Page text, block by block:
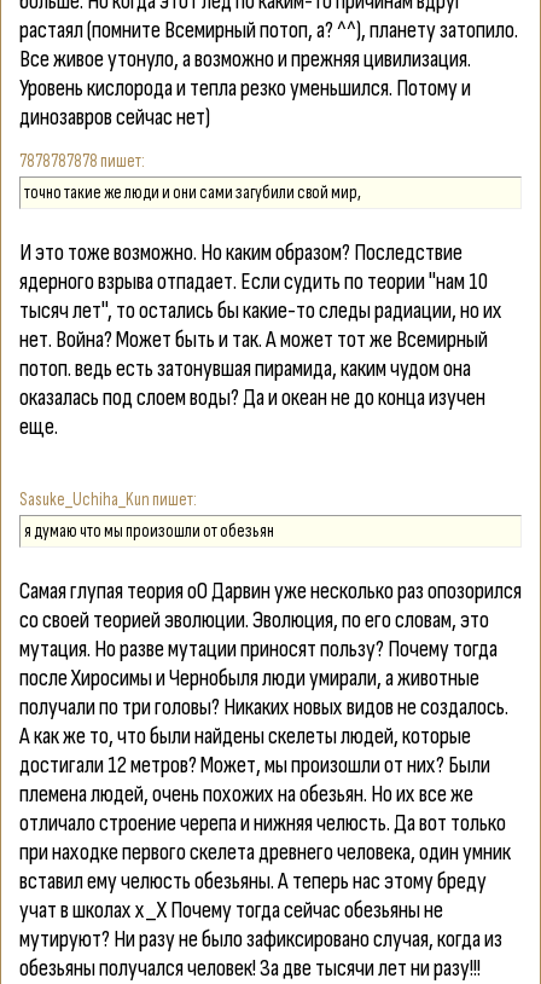
растаял (помните Всемирный потоп, а? ^^), планету затопило.
Все живое утонуло, а возможно и прежняя цивилизация.
Уровень кислорода и тепла резко уменьшился. Потому и
динозавров сейчас нет)
7878787878
точно такие же люди и они сами загубили свой мир,
И это тоже возможно. Но каким образом? Последствие
ядерного взрыва отпадает. Если судить по теории "нам 10
тысяч лет", то остались бы какие-то следы радиации, но их
нет. Война? Может быть и так. А может тот же Всемирный
потоп. ведь есть затонувшая пирамида, каким чудом она
оказалась под слоем воды? Да и океан не до конца изучен
еще.
Sasuke_Uchiha_Kun
я думаю что мы произошли от обезьян
Самая глупая теория оО Дарвин уже несколько раз опозорился
со своей теорией эволюции. Эволюция, по его словам, это
мутация. Но разве мутации приносят пользу? Почему тогда
после Хиросимы и Чернобыля люди умирали, а животные
получали по три головы? Никаких новых видов не создалось.
А как же то, что были найдены скелеты людей, которые
достигали 12 метров? Может, мы произошли от них? Были
племена людей, очень похожих на обезьян. Но их все же
отличало строение черепа и нижняя челюсть. Да вот только
при находке первого скелета древнего человека, один умник
вставил ему челюсть обезьяны. А теперь нас этому бреду
учат в школах х_Х Почему тогда сейчас обезьяны не
мутируют? Ни разу не было зафиксировано случая, когда из
обезьяны получался человек! За две тысячи лет ни разу!!!